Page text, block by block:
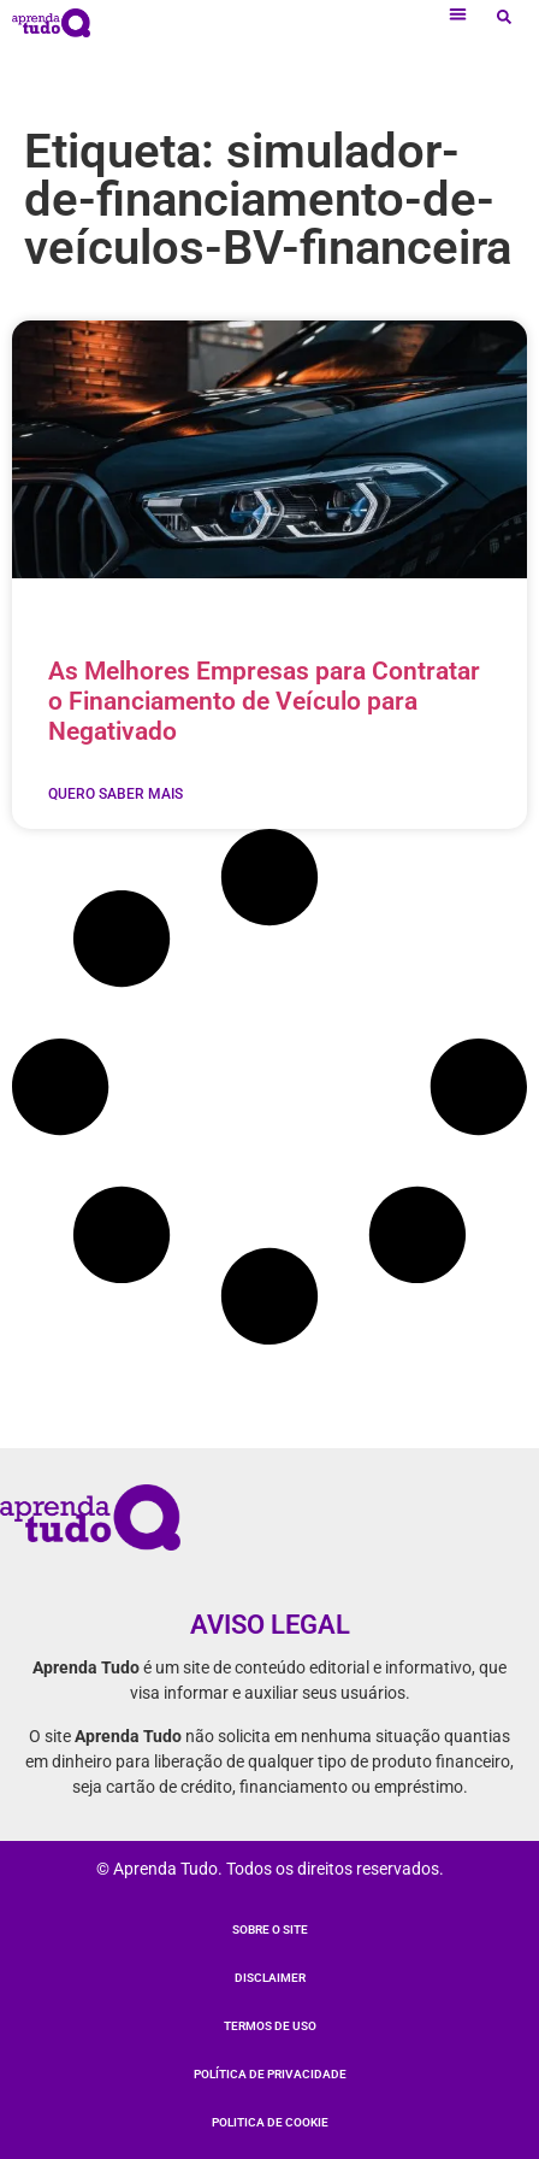
Etiqueta: simulador-
de-financiamento-de-
veículos-BV-financeira
As Melhores Empresas para Contratar
o Financiamento de Veículo para
Negativado
QUERO SABER MAIS
AVISO LEGAL
Aprenda Tudoé um site de conteúdo editorial e informativo, que
visa informar e auxiliar seus usuários.
O siteAprenda Tudo não solicita em nenhuma situação quantias
em dinheiro para liberação de qualquer tipo de produto financeiro,
seja cartão de crédito, financiamento ou empréstimo.
© Aprenda Tudo. Todos os direitos reservados.
SOBRE O SITE
DISCLAIMER
TERMOS DE USO
POLÍTICA DE PRIVACIDADE
POLITICA DE COOKIE